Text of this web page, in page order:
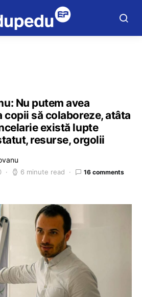
Nu putem avea
copii să colaboreze, atâta
există lupte
resurse, orgolii
6 minute read 16 comments